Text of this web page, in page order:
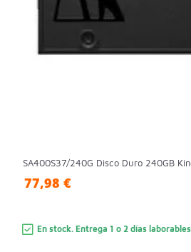
SA400S37/240G Disco Duro 240GB
77,98 €
En stock. Entrega 1 o 2 días laborables